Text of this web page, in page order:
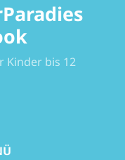
Kinder bis 12